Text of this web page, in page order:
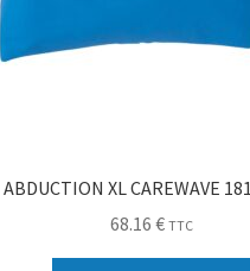
ABDUCTION XL CAREWAVE
68.16 € TTC